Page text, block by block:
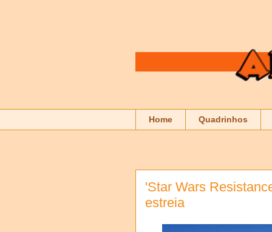
Home Quadrinhos
'Star Wars
estreia